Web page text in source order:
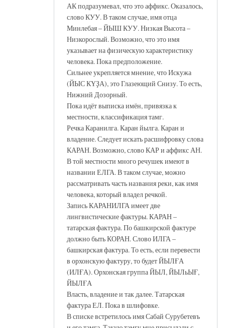
АК подразумевал, что это аффикс. Оказалось,
слово КУУ. В таком случае, имя отца
Минлебая – ЙЫШ КУУ. Низкая Высота –
Низкорослый. Возможно, что это имя
указывает на физическую характеристику
человека. Пока предположение.
Сильнее укрепляется мнение, что Искужа
(ЙЫС КҮҘА), это Глазеющий Снизу. То есть,
Нижний Дозорный.
Пока идёт выписка имён, привязка к
местности, классификация тамг.
Речка Каранилга. Каран йылга. Каран и
владение. Следует искать расшифровку слова
КАРАН. Возможно, слово КАР и аффикс АН.
В той местности много речушек имеют в
названии ЕЛГА. В таком случае, можно
рассматривать часть названия реки, как имя
человека, который владел речкой.
Запись КАРАНИЛГА имеет две
лингвистические фактуры. КАРАН –
татарская фактура. По башкирской фактуре
должно быть КОРАН. Слово ИЛГА –
башкирская фактура. То есть, если перевести
в орхонскую фактуру, то будет ЙЫЛҒА
(ИЛҒА). Орхонская группа ЙЫЛ, ЙЫЛьЫҒ,
ЙЫЛҒА
Власть, владение и так далее. Татарская
фактура ЕЛ. Пока в шлифовке.
В списке встретилось имя Сабай Сурубетевъ